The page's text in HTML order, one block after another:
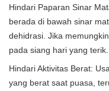
Hindari Paparan Sinar
berada di bawah sinar
dehidrasi. Jika
pada siang hari yang terik.
Hindari Aktivitas Berat:
yang berat saat puasa,